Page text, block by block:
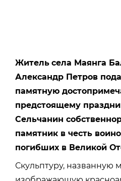
Житель села Маянга
Александр Петров
памятную
предстоящему
Сельчанин
памятник в честь
погибших в Великой
Скульптуру, названную